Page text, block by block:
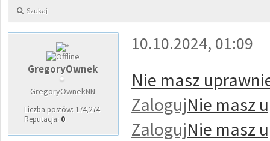
Szukaj
GregoryOwnek
GregoryOwnekNN
Liczba postów: 174,274
Reputacja: 0
10.10.2024, 01:09
Nie masz
ZalogujNie masz
ZalogujNie masz